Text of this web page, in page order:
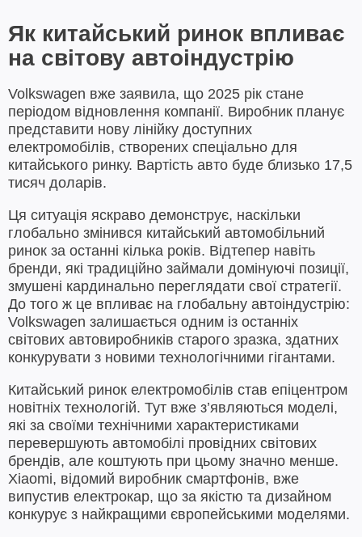
Як китайський ринок впливає
на світову автоіндустрію
Volkswagen вже заявила, що 2025 рік стане
періодом відновлення компанії. Виробник планує
представити нову лінійку доступних
електромобілів, створених спеціально для
китайського ринку. Вартість авто буде близько 17,5
тисяч доларів.
Ця ситуація яскраво демонструє, наскільки
глобально змінився китайський автомобільний
ринок за останні кілька років. Відтепер навіть
бренди, які традиційно займали домінуючі позиції,
змушені кардинально переглядати свої стратегії.
До того ж це впливає на глобальну автоіндустрію:
Volkswagen залишається одним із останніх
світових автовиробників старого зразка, здатних
конкурувати з новими технологічними гігантами.
Китайський ринок електромобілів став епіцентром
новітніх технологій. Тут вже з’являються моделі,
які за своїми технічними характеристиками
перевершують автомобілі провідних світових
брендів, але коштують при цьому значно менше.
Xiaomi, відомий виробник смартфонів, вже
випустив електрокар, що за якістю та дизайном
конкурує з найкращими європейськими моделями.